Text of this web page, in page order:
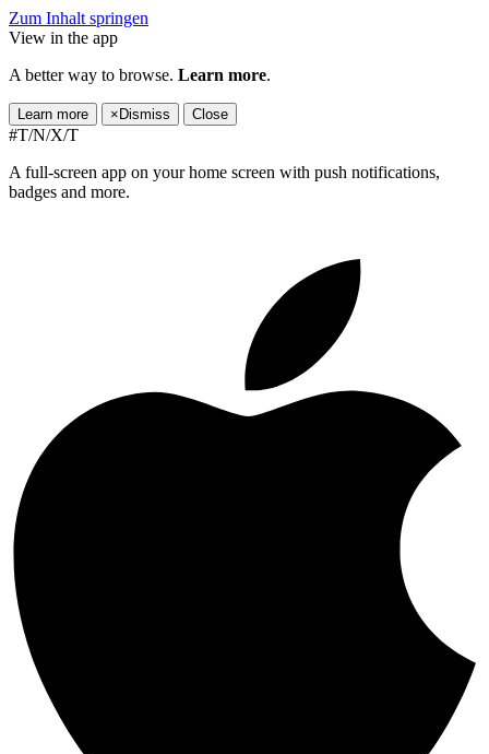
Zum Inhalt springen
View in the app
A better way to browse. Learn more.
Learn more × Dismiss Close
#T/N/X/T
A full-screen app on your home screen with push notifications,
badges and more.